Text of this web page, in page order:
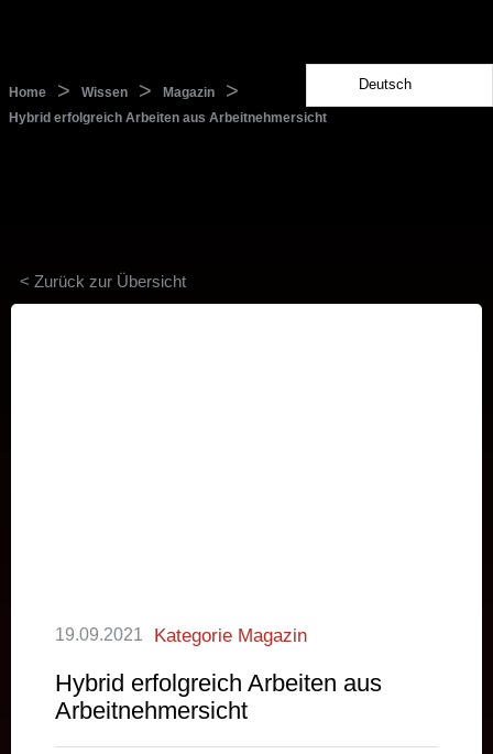
Home > Wissen > Magazin >
Hybrid erfolgreich Arbeiten aus Arbeitnehmersicht
< Zurück zur Übersicht
19.09.2021 Kategorie Magazin
Hybrid erfolgreich Arbeiten aus
Arbeitnehmersicht
Deutsch